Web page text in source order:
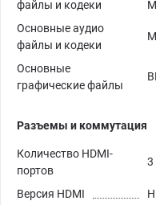
файлы и кодеки
Основные аудио
файлы и кодеки
Основные
графические файлы
Разъемы и коммутация
Количество HDMI-
портов
3
Версия HDMI